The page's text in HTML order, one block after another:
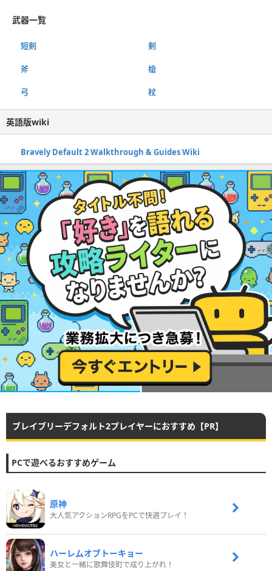
武器一覧
短剣 剣
斧 槍
弓 杖
英語版wiki
Bravely Default 2 Walkthrough & Guides Wiki
ブレイブリーデフォルト2プレイヤーにおすすめ【PR】
PCで遊べるおすすめゲーム
原神
大人気アクションRPGをPCで快適プレイ！
ハーレムオブトーキョー
美女と一緒に歌舞伎町で成り上がれ！